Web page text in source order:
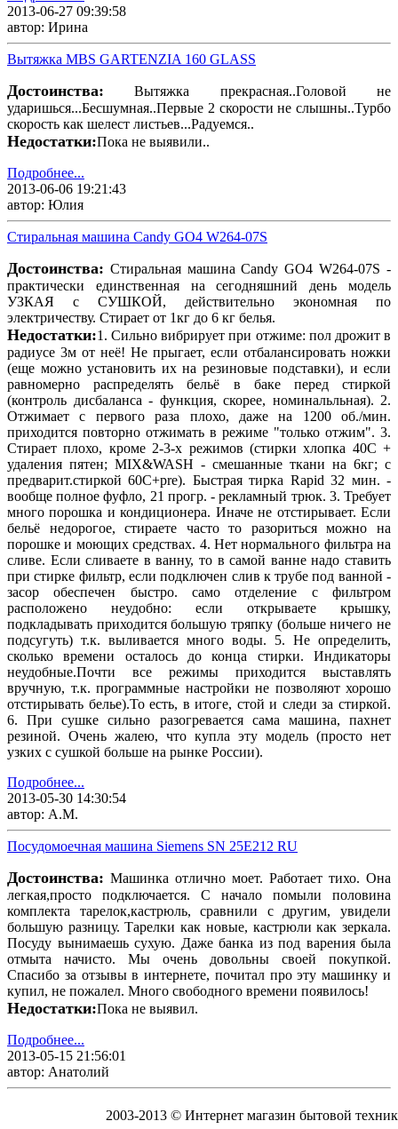
2013-06-27 09:39:58
автор: Ирина
Вытяжка MBS GARTENZIA 160 GLASS
Достоинства: Вытяжка прекрасная..Головой не
ударишься...Бесшумная..Первые 2 скорости не слышны..Турбо
скорость как шелест листьев...Радуемся..
Недостатки:Пока не выявили..
Подробнее...
2013-06-06 19:21:43
автор: Юлия
Стиральная машина Candy GO4 W264-07S
Достоинства: Стиральная машина Candy GO4 W264-07S -
практически единственная на сегодняшний день модель
УЗКАЯ с СУШКОЙ, действительно экономная по
электричеству. Стирает от 1кг до 6 кг белья.
Недостатки:1. Сильно вибрирует при отжиме: пол дрожит в
радиусе 3м от неё! Не прыгает, если отбалансировать ножки
(еще можно установить их на резиновые подставки), и если
равномерно распределять бельё в баке перед стиркой
(контроль дисбаланса - функция, скорее, номинальльная). 2.
Отжимает с первого раза плохо, даже на 1200 об./мин.
приходится повторно отжимать в режиме "только отжим". 3.
Стирает плохо, кроме 2-3-х режимов (стирки хлопка 40С +
удаления пятен; MIX&WASH - смешанные ткани на 6кг; с
предварит.стиркой 60С+pre). Быстрая тирка Rapid 32 мин. -
вообще полное фуфло, 21 прогр. - рекламный трюк. 3. Требует
много порошка и кондиционера. Иначе не отстирывает. Если
бельё недорогое, стираете часто то разориться можно на
порошке и моющих средствах. 4. Нет нормального фильтра на
сливе. Если сливаете в ванну, то в самой ванне надо ставить
при стирке фильтр, если подключен слив к трубе под ванной -
засор обеспечен быстро. само отделение с фильтром
расположено неудобно: если открываете крышку,
подкладывать приходится большую тряпку (больше ничего не
подсугуть) т.к. выливается много воды. 5. Не определить,
сколько времени осталось до конца стирки. Индикаторы
неудобные.Почти все режимы приходится выставлять
вручную, т.к. программные настройки не позволяют хорошо
отстирывать белье).То есть, в итоге, стой и следи за стиркой.
6. При сушке сильно разогревается сама машина, пахнет
резиной. Очень жалею, что купла эту модель (просто нет
узких с сушкой больше на рынке России).
Подробнее...
2013-05-30 14:30:54
автор: А.М.
Посудомоечная машина Siemens SN 25E212 RU
Достоинства: Машинка отлично моет. Работает тихо. Она
легкая,просто подключается. С начало помыли половина
комплекта тарелок,кастрюль, сравнили с другим, увидели
большую разницу. Тарелки как новые, кастрюли как зеркала.
Посуду вынимаешь сухую. Даже банка из под варения была
отмыта начисто. Мы очень довольны своей покупкой.
Спасибо за отзывы в интернете, почитал про эту машинку и
купил, не пожалел. Много свободного времени появилось!
Недостатки:Пока не выявил.
Подробнее...
2013-05-15 21:56:01
автор: Анатолий
2003-2013 © Интернет магазин бытовой